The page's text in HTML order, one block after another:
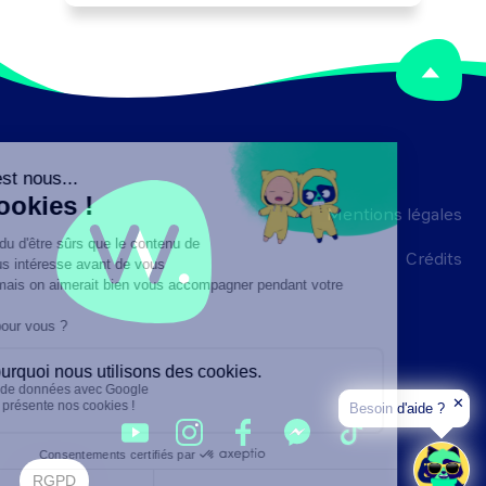
Peut coordonner une équipe.
Mentions légales
Crédits
Besoin d'aide ? ✕